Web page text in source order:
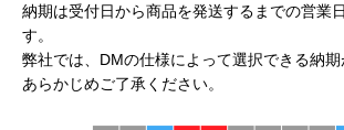
納期は受付日から商品を発送するまでの営業
す。
弊社では、DMの仕様によって選択できる納
あらかじめご了承ください。